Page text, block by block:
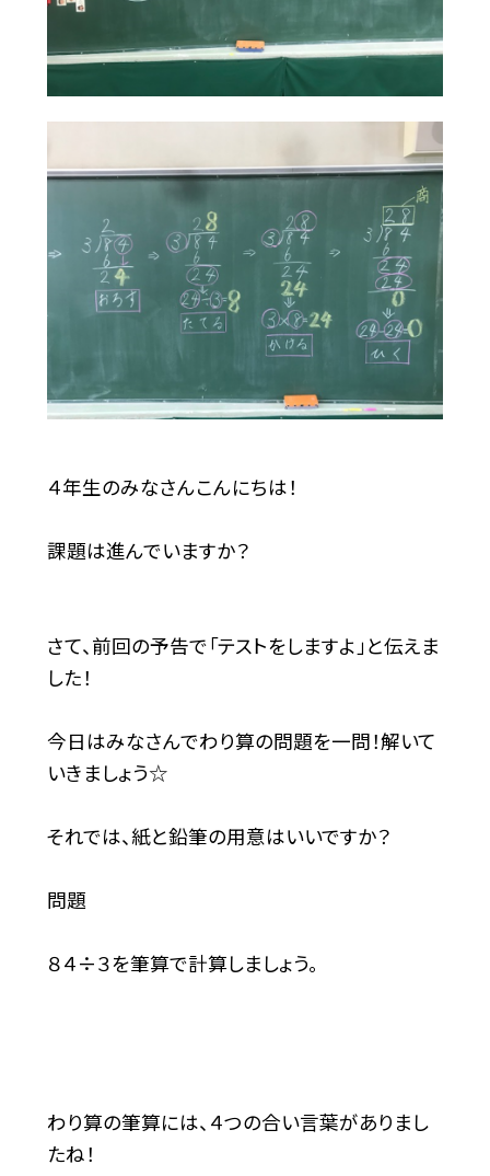
４年生のみなさんこんにちは！
課題は進んでいますか？
さて、前回の予告で「テストをしますよ」と伝えま
した！
今日はみなさんでわり算の問題を一問！解いて
いきましょう☆
それでは、紙と鉛筆の用意はいいですか？
問題
８４÷３を筆算で計算しましょう。
わり算の筆算には、４つの合い言葉がありまし
たね！